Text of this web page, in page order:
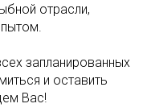
отрасли,
запланированных
и оставить
Вас!